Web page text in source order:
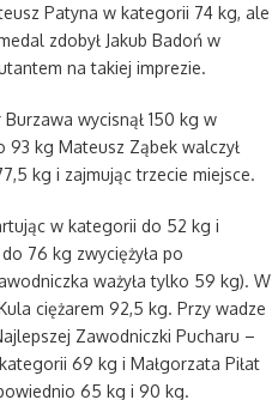
Patyna w kategorii 74 kg, ale
zdobył Jakub Badoń w
na takiej imprezie.
wycisnął 150 kg w
kg Mateusz Ząbek walczył
kg i zajmując trzecie miejsce.
w kategorii do 52 kg i
76 kg zwyciężyła po
ważyła tylko 59 kg). W
ciężarem 92,5 kg. Przy wadze
Zawodniczki Pucharu –
69 kg i Małgorzata Piłat
65 kg i 90 kg.